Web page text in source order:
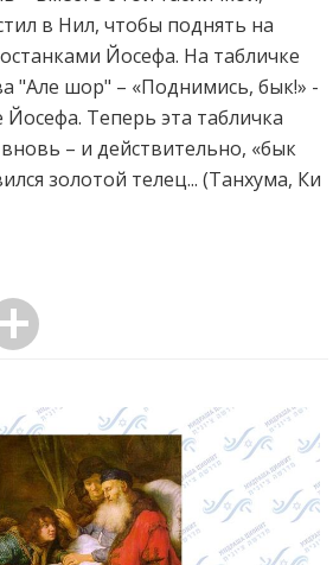
в Нил, чтобы поднять на
Йосефа. На табличке
"Але шор" – «Поднимись, бык!» -
Теперь эта табличка
– и действительно, «бык
золотой телец... (Танхума, Ки